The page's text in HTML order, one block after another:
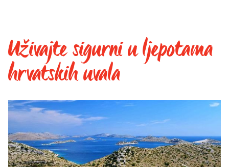
Uživajte sigurni u ljepotama
hrvatskih uvala